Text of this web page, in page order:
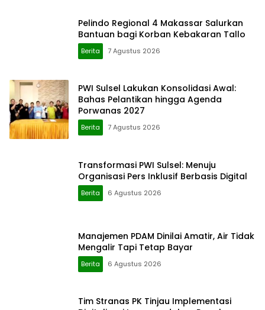
Pelindo Regional 4 Makassar Salurkan
Bantuan bagi Korban Kebakaran Tallo
Berita 7 Agustus 2026
PWI Sulsel Lakukan Konsolidasi Awal:
Bahas Pelantikan hingga Agenda
Porwanas 2027
Berita 7 Agustus 2026
Transformasi PWI Sulsel: Menuju
Organisasi Pers Inklusif Berbasis Digital
Berita 6 Agustus 2026
Manajemen PDAM Dinilai Amatir, Air Tidak
Mengalir Tapi Tetap Bayar
Berita 6 Agustus 2026
Tim Stranas PK Tinjau Implementasi